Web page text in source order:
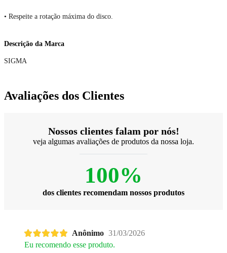
• Respeite a rotação máxima do disco.
Descrição da Marca
SIGMA
Avaliações dos Clientes
Nossos clientes falam por nós!
veja algumas avaliações de produtos da nossa loja.
100%
dos clientes recomendam nossos produtos
Anônimo 31/03/2026
Eu recomendo esse produto.